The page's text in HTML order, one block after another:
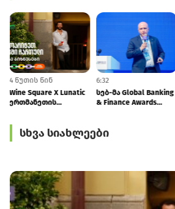
4 წუთის წინ
Wine Square X Lunatic
ერთმანეთის
ჯაჭვი გრძელდება
6:32
სებ-მა Global Banking
& Finance Awards
ბანკინგის
სხვა სიახლეები